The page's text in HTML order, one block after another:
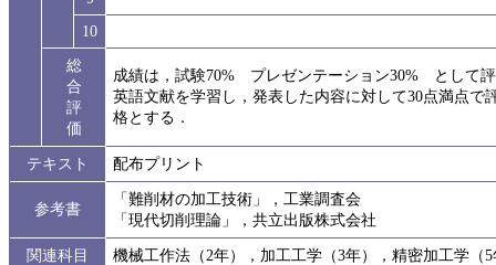
10
総
合
評
価
成績は，試験70% プレゼンテーション30% として
英語文献を学習し，発表した内容に対して30点満点で
格とする．
テキスト 配布プリント
参考書
「難削材の加工技術」，工業調査会
「現代切削理論」，共立出版株式会社
関連科目
機械工作法（2年），加工工学（3年），精密加工学（